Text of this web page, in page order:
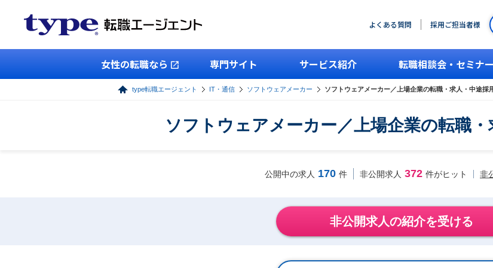
よくある質問 採用ご担当者様
女性の転職なら 専門サイト サービス紹介 転職相談会・セミナー
type転職エージェント IT・通信 ソフトウェアメーカー ソフトウェアメーカー／上場企業の転職・求人・中途採
ソフトウェアメーカー／上場企業の転職
公開中の求人 170 件 非公開求人 372 件がヒット 非
非公開求人の紹介を受ける